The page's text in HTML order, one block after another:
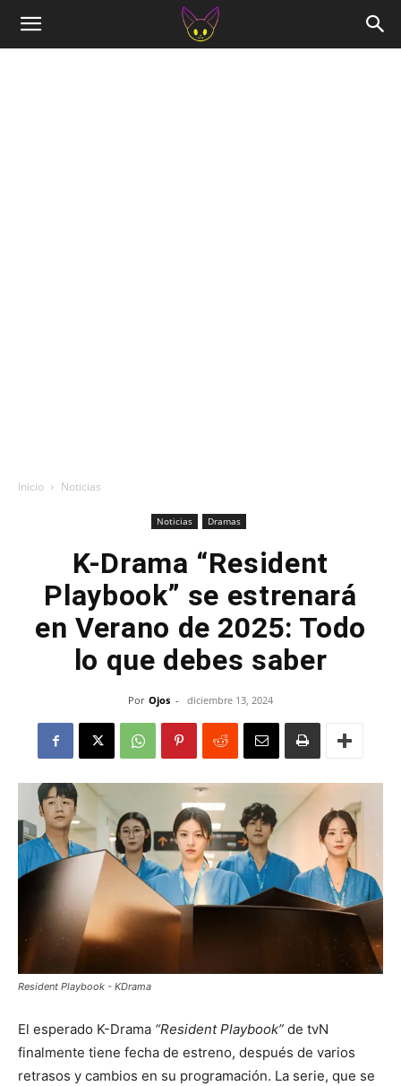
Inicio Noticias
Noticias Dramas
K-Drama “Resident
Playbook” se estrenará
en Verano de 2025: Todo
lo que debes saber
Por Ojos - diciembre 13, 2024
Resident Playbook - KDrama
El esperado K-Drama “Resident Playbook” de tvN
finalmente tiene fecha de estreno, después de varios
retrasos y cambios en su programación. La serie, que se